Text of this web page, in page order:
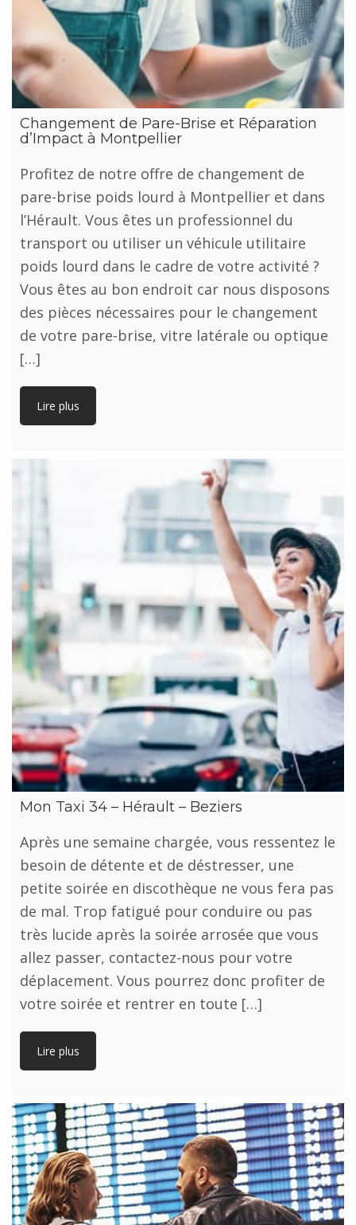
Changement de Pare-Brise et Réparation
d’Impact à Montpellier
Profitez de notre offre de changement de
pare-brise poids lourd à Montpellier et dans
l’Hérault. Vous êtes un professionnel du
transport ou utiliser un véhicule utilitaire
poids lourd dans le cadre de votre activité ?
Vous êtes au bon endroit car nous disposons
des pièces nécessaires pour le changement
de votre pare-brise, vitre latérale ou optique
[…]
Lire plus
Mon Taxi 34 – Hérault – Beziers
Après une semaine chargée, vous ressentez le
besoin de détente et de déstresser, une
petite soirée en discothèque ne vous fera pas
de mal. Trop fatigué pour conduire ou pas
très lucide après la soirée arrosée que vous
allez passer, contactez-nous pour votre
déplacement. Vous pourrez donc profiter de
votre soirée et rentrer en toute […]
Lire plus